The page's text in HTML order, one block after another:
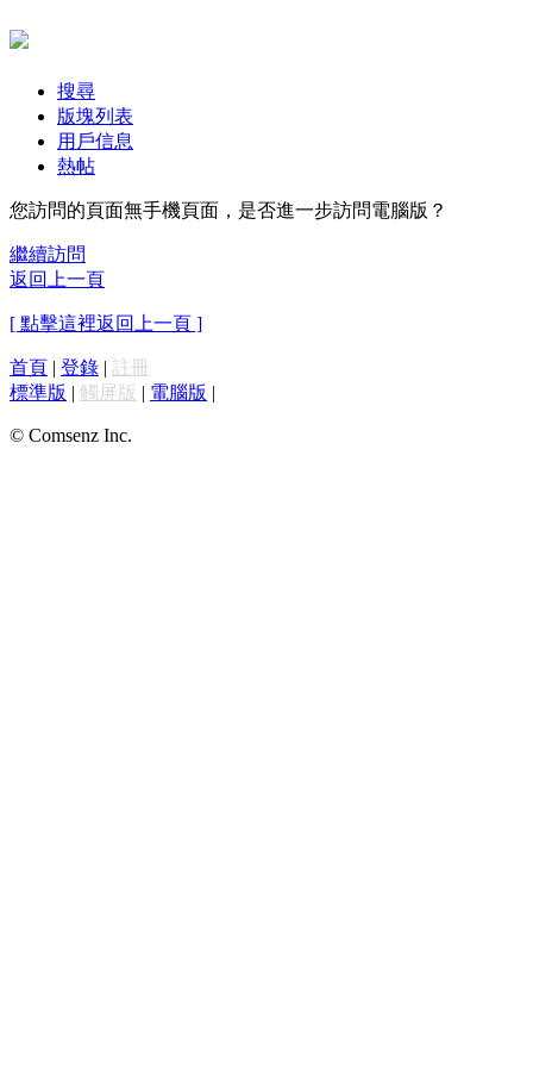
搜尋
版塊列表
用戶信息
熱帖
您訪問的頁面無手機頁面，是否進一步訪問電腦版？
繼續訪問
返回上一頁
[ 點擊這裡返回上一頁 ]
首頁 | 登錄 | 註冊
標準版 | 觸屏版 | 電腦版 |
© Comsenz Inc.